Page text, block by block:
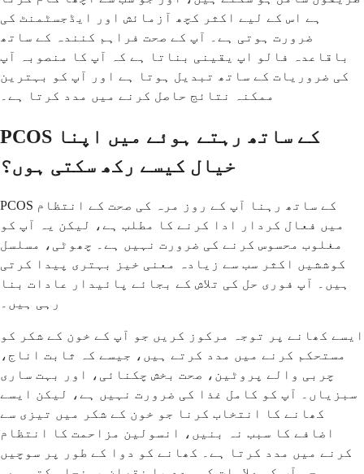
ہے اس کے لیے اکثر کچھ آزمائش اور ایڈجسٹمنٹ کی
ضرورت ہوتی ہے۔ آپ کے صحت فراہم کنندہ کے ساتھ
باقاعدہ فالو اپ یقینی بناتا ہے کہ آپ کا منصوبہ آپ
کی ضروریات کے ساتھ تبدیل ہوتا ہے اور آپ کو بہترین
ممکنہ نتائج حاصل کرنے میں مدد کرتا ہے۔
PCOS کے ساتھ رہتے ہوئے میں اپنا
خیال کیسے رکھ سکتی ہوں؟
PCOS کے ساتھ رہنا آپ کے روز مرہ کی صحت کے انتظام
میں فعال کردار ادا کرنے کا مطلب ہے، لیکن یہ آپ کو
مغلوب محسوس کرنے کی ضرورت نہیں ہے۔ چھوٹی، مسلسل
کوششیں اکثر سب سے زیادہ معنی خیز بہتری پیدا کرتی
ہیں۔ آپ فوری حل کی تلاش کے بجائے پائیدار عادات بنا
رہی ہیں۔
ایسے کھانے پر توجہ مرکوز کریں جو آپ کے خون کے شکر کو
مستحکم کرنے میں مدد کرتے ہیں، جیسے کہ ثابت اناج،
چربی والے پروٹین، صحت بخش چکنائی، اور بہت ساری
سبزیاں۔ آپ کو کامل غذا کی ضرورت نہیں ہے، لیکن ایسے
کھانے کا انتخاب کرنا جو خون کے شکر میں تیزی سے
اضافے کا سبب نہ بنیں، انسولین مزاحمت کا انتظام
کرنے میں مدد کرتا ہے۔ کھانے کو دوا کے طور پر سوچیں